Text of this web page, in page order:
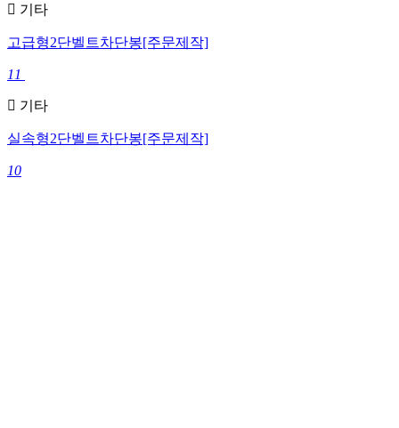
기타
고급형2단벨트차단봉[주문제작]
11
기타
실속형2단벨트차단봉[주문제작]
10